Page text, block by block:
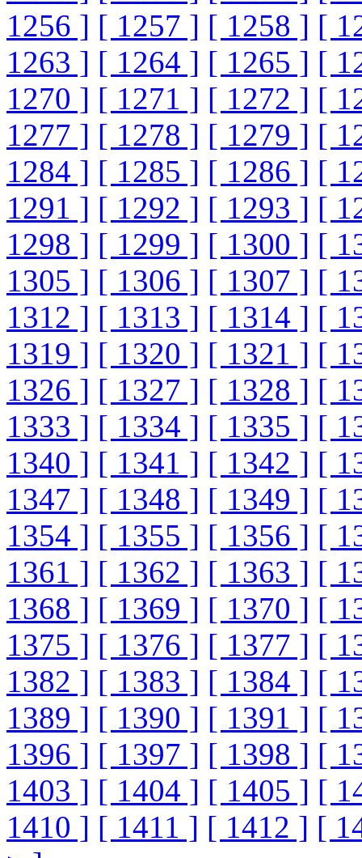
1256 ] [ 1257 ] [ 1258 ] [
1263 ] [ 1264 ] [ 1265 ] [
1270 ] [ 1271 ] [ 1272 ] [
1277 ] [ 1278 ] [ 1279 ] [
1284 ] [ 1285 ] [ 1286 ] [
1291 ] [ 1292 ] [ 1293 ] [
1298 ] [ 1299 ] [ 1300 ] [
1305 ] [ 1306 ] [ 1307 ] [
1312 ] [ 1313 ] [ 1314 ] [
1319 ] [ 1320 ] [ 1321 ] [
1326 ] [ 1327 ] [ 1328 ] [
1333 ] [ 1334 ] [ 1335 ] [
1340 ] [ 1341 ] [ 1342 ] [
1347 ] [ 1348 ] [ 1349 ] [
1354 ] [ 1355 ] [ 1356 ] [
1361 ] [ 1362 ] [ 1363 ] [
1368 ] [ 1369 ] [ 1370 ] [
1375 ] [ 1376 ] [ 1377 ] [
1382 ] [ 1383 ] [ 1384 ] [
1389 ] [ 1390 ] [ 1391 ] [
1396 ] [ 1397 ] [ 1398 ] [
1403 ] [ 1404 ] [ 1405 ] [
1410 ] [ 1411 ] [ 1412 ] [